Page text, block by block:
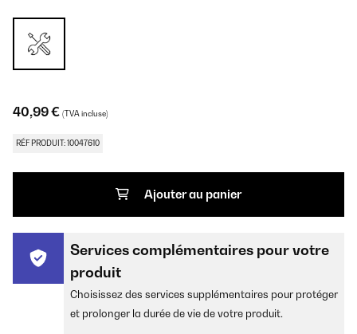
40,99 € (TVA incluse)
RÉF PRODUIT: 10047610
Ajouter au panier
Services complémentaires pour votre
produit
Choisissez des services supplémentaires pour protéger
et prolonger la durée de vie de votre produit.